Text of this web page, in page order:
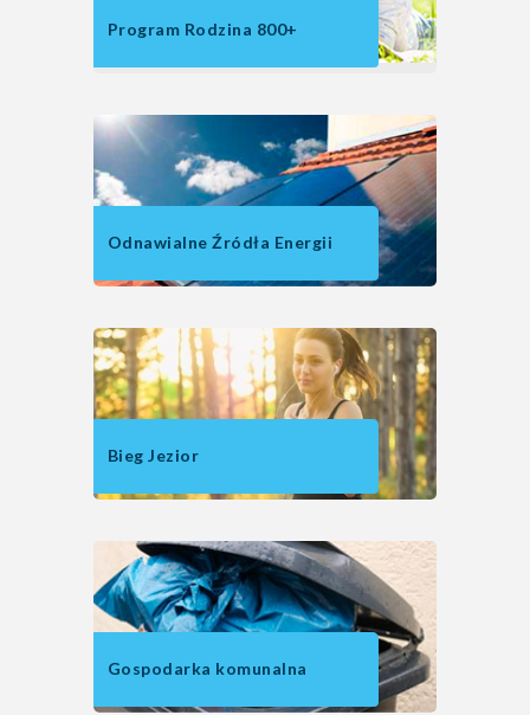
Program Rodzina 800+
Odnawialne Źródła Energii
Bieg Jezior
Gospodarka komunalna